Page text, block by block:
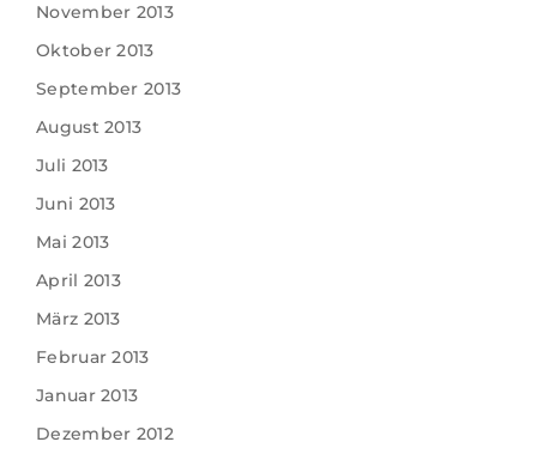
November 2013
Oktober 2013
September 2013
August 2013
Juli 2013
Juni 2013
Mai 2013
April 2013
März 2013
Februar 2013
Januar 2013
Dezember 2012